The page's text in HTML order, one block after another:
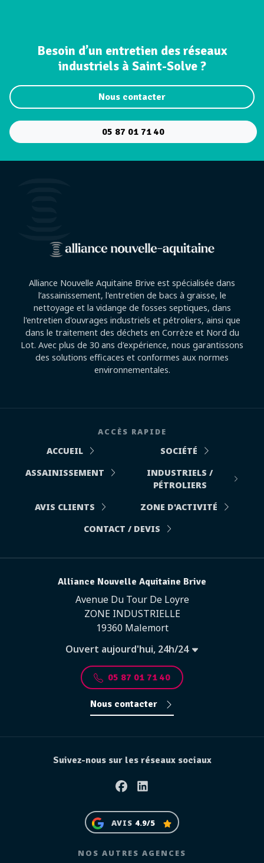
Besoin d’un entretien des réseaux
industriels à Saint-Solve ?
Nous contacter
05 87 01 71 40
Alliance Nouvelle Aquitaine Brive est spécialisée dans
l’assainissement, l'entretien de bacs à graisse, le
nettoyage et la vidange de fosses septiques, dans
l'entretien d'ouvrages industriels et pétroliers, ainsi que
dans le traitement des déchets en Corrèze et Nord du
Lot. Avec plus de 30 ans d'expérience, nous garantissons
des solutions efficaces et conformes aux normes
environnementales.
ACCÈS RAPIDE
ACCUEIL
SOCIÉTÉ
ASSAINISSEMENT
INDUSTRIELS /
PÉTROLIERS
AVIS CLIENTS
ZONE D'ACTIVITÉ
CONTACT / DEVIS
Alliance Nouvelle Aquitaine Brive
Avenue Du Tour De Loyre
ZONE INDUSTRIELLE
19360 Malemort
Ouvert aujourd'hui, 24h/24
05 87 01 71 40
Nous contacter
Suivez-nous sur les réseaux sociaux
FacebookLinkedin
AVIS 4.9/5
NOS AUTRES AGENCES